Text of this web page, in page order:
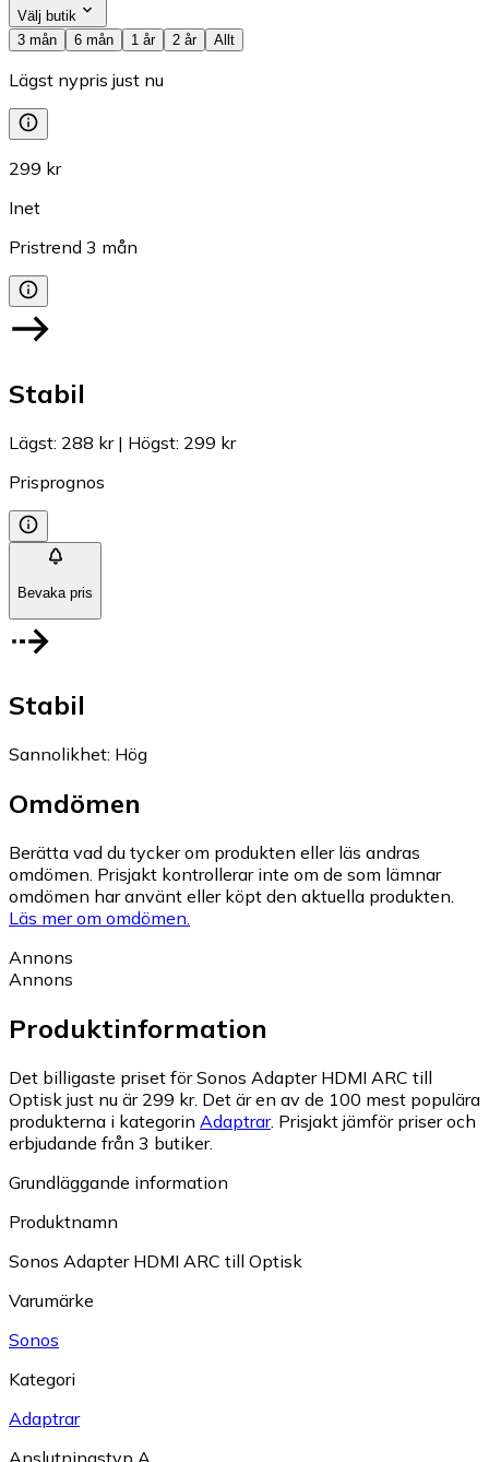
Välj butik
3 mån
6 mån 1 år 2 år Allt
Lägst nypris just nu
299 kr
Inet
Pristrend 3 mån
Stabil
Lägst: 288 kr| Högst: 299 kr
Prisprognos
Bevaka pris
Stabil
Sannolikhet: Hög
Omdömen
Berätta vad du tycker om produkten eller läs andras
omdömen. Prisjakt kontrollerar inte om de som lämnar
omdömen har använt eller köpt den aktuella produkten.
Läs mer om omdömen.
Annons
Annons
Produktinformation
Det billigaste priset för Sonos Adapter HDMI ARC till
Optisk just nu är 299 kr. Det är en av de 100 mest populära
produkterna i kategorin Adaptrar. Prisjakt jämför priser och
erbjudande från 3 butiker.
Grundläggande information
Produktnamn
Sonos Adapter HDMI ARC till Optisk
Varumärke
Sonos
Kategori
Adaptrar
Anslutningstyp A